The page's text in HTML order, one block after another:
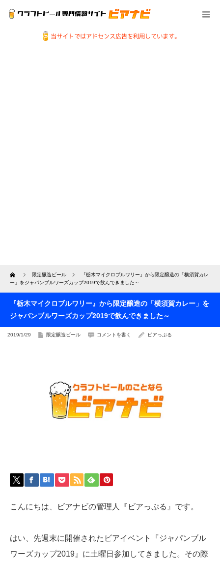
Home 限定醸造ビール
『栃木マイクロブルワリー』から限定醸造の「横須賀カレ
ー」をジャパンブルワーズカップ2019で飲んできました～
『栃木マイクロブルワリー』から限定醸造の「横須賀カレー」を
ジャパンブルワーズカップ2019で飲んできました～
2019/1/29 限定醸造ビール コメントを書く ビアっぷる
こんにちは、ビアナビの管理人『ビアっぷる』です。
はい、先週末に開催されたビアイベント『ジャパンブル
ワーズカップ2019』に土曜日参加してきました。その際